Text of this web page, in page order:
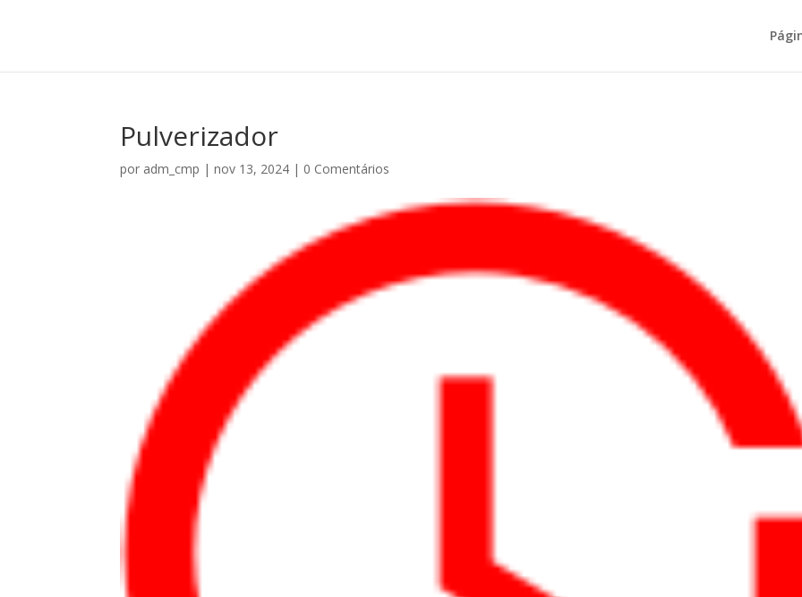
Pulverizador
por adm_cmp |nov 13, 2024 | 0 Comentários